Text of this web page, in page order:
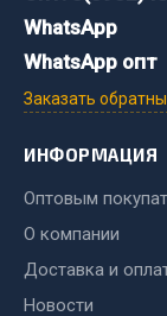
Тормозная
Запчасти
WhatsApp
WhatsApp опт
Заказать
ИНФОРМАЦИЯ
Оптовым
О компании
Доставка и
Новости